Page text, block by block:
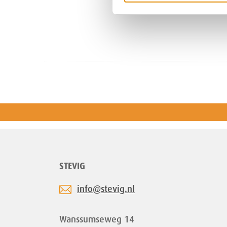
STEVIG
info@stevig.nl
Wanssumseweg 14